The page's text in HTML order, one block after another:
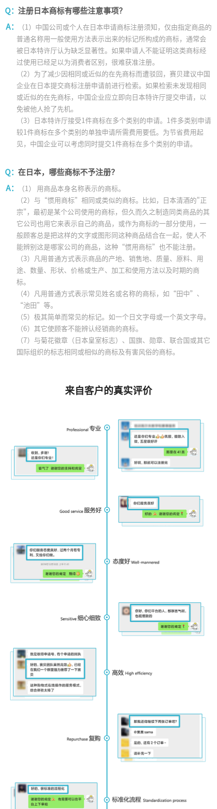
Q： 注册日本商标有哪些注意事项？
A：
（1）中国公司或个人在日本申请商标注册须知，仅由指定商品的
普通名称用一般使用方法表示出来的标记所构成的商标，通常会
被日本特许厅认为缺乏显著性。如果申请人不能证明这类商标经
过使用已经足以为消费者区别，很难获准注册。
（2）为了减少因相同或近似的在先商标而遭驳回，赛贝建议中国
企业在日本提交商标注册申请前进行检索。如果检索未发现相同
或近似的在先商标，中国企业应立即向日本特许厅提交申请，以
免被他人抢了先机。
（3）日本特许厅接受1件商标在多个类别的申请。1件多类别申请
较1件商标在多个类别的单独申请所需费用要低。为节省费用起
见，中国企业可以考虑同时提交1件商标在多个类别的申请。
Q：在日本，哪些商标不予注册？
A：
（1） 用商品本身名称表示的商标。
（2）与“惯用商标”相同或类似的商标。比如，日本清酒的"正
宗"，最初是某个公司使用的商标，但久而久之制造同类商品的其
它公司也用它来表示自己的商品，或作为商标的一部分使用，一
般顾客总是把这样的文字或图形同这种商品结合在一起，使人不
能辨别这是哪家公司的商品，这种“惯用商标”也不能注册。
（3）凡用普通方式表示商品的产地、销售地、质量、原料、用
途、数量、形状、价格或生产、加工和使用方法以及时期的商
标。
（4）凡用普通方式表示常见姓名或名称的商标，如“田中”、
“池田”等。
（5）极其简单而常见的标记。如一个日文字母或一个英文字母。
（6）其它使顾客不能辨认经销商的商标。
（7）与菊花徽章（日本皇室标志）、国旗、勋章、联合国或其它
国际组织的标志相同或相似的商标及有害风俗的商标。
来自客户的真实评价